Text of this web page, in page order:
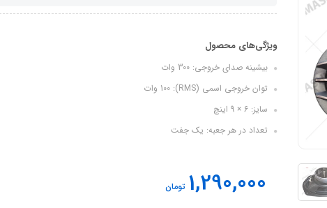
ویژگی‌های محصول
بیشینه صدای خروجی: 300 وات
توان خروجی اسمی (RMS): 100 وات
سایز: 6 × 9 اینچ
تعداد در هر جعبه: یک جفت
1,290,000 تومان